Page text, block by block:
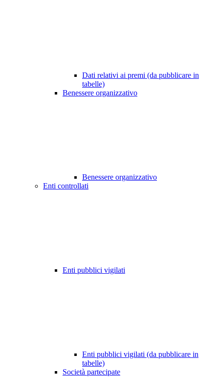
Dati relativi ai premi (da pubblicare in
tabelle)
Benessere organizzativo
Benessere organizzativo
Enti controllati
Enti pubblici vigilati
Enti pubblici vigilati (da pubblicare in
tabelle)
Società partecipate